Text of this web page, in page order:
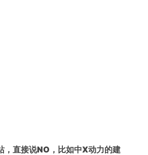
直接说NO，比如中X动力的建